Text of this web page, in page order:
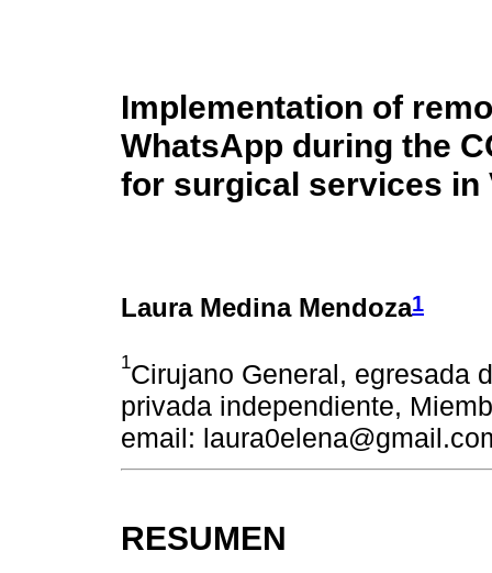
Implementation of
WhatsApp during the
for surgical services in
Laura Medina Mendoza1
1Cirujano General, egresada
privada independiente,
email:
RESUMEN